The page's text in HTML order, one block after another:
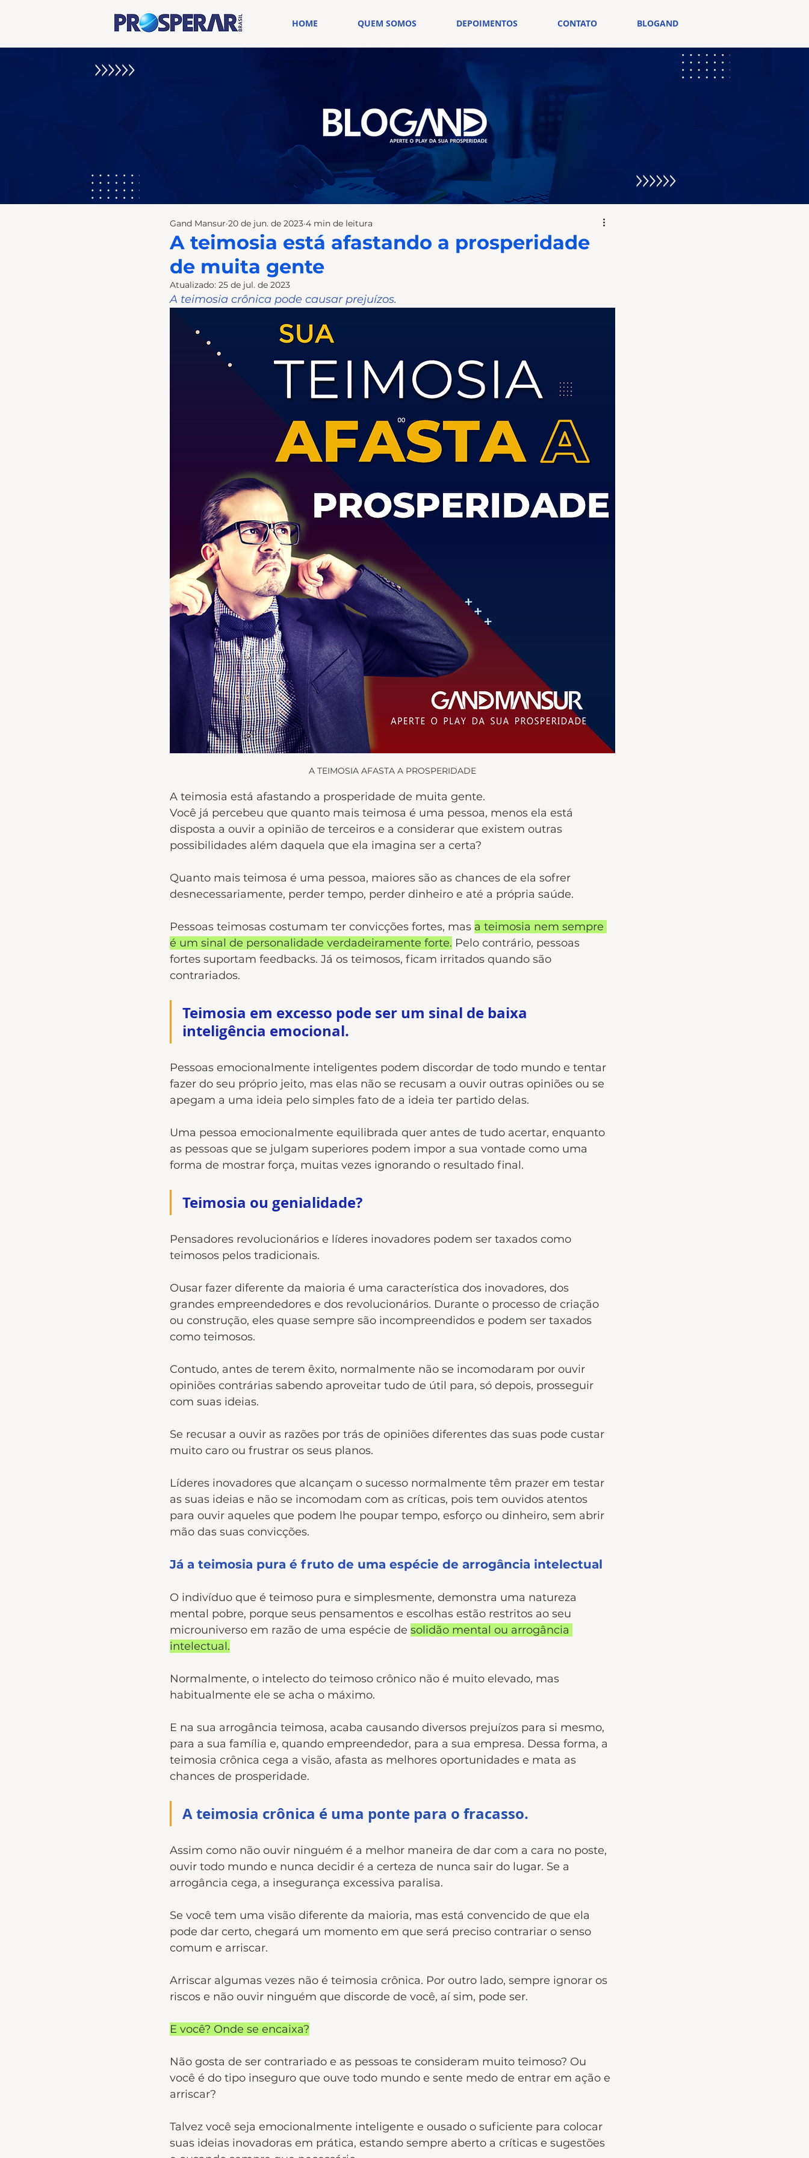
HOME QUEM SOMOS DEPOIMENTOS CONTATO BLOGAND
A teimosia está afastando a prosperidade
de muita gente
Gand Mansur 20 de jun. de 2023 4 min de leitura
Atualizado: 25 de jul. de 2023
A teimosia crônica pode causar prejuízos.
A TEIMOSIA AFASTA A PROSPERIDADE
A teimosia está afastando a prosperidade de muita gente.
Você já percebeu que quanto mais teimosa é uma pessoa, menos ela está
disposta a ouvir a opinião de terceiros e a considerar que existem outras
possibilidades além daquela que ela imagina ser a certa?
Quanto mais teimosa é uma pessoa, maiores são as chances de ela sofrer
desnecessariamente, perder tempo, perder dinheiro e até a própria saúde.
Pessoas teimosas costumam ter convicções fortes, mas a teimosia nem sempre
é um sinal de personalidade verdadeiramente forte. Pelo contrário, pessoas
fortes suportam feedbacks. Já os teimosos, ficam irritados quando são
contrariados.
Teimosia em excesso pode ser um sinal de baixa
inteligência emocional.
Pessoas emocionalmente inteligentes podem discordar de todo mundo e tentar
fazer do seu próprio jeito, mas elas não se recusam a ouvir outras opiniões ou se
apegam a uma ideia pelo simples fato de a ideia ter partido delas.
Uma pessoa emocionalmente equilibrada quer antes de tudo acertar, enquanto
as pessoas que se julgam superiores podem impor a sua vontade como uma
forma de mostrar força, muitas vezes ignorando o resultado final.
Teimosia ou genialidade?
Pensadores revolucionários e líderes inovadores podem ser taxados como
teimosos pelos tradicionais.
Ousar fazer diferente da maioria é uma característica dos inovadores, dos
grandes empreendedores e dos revolucionários. Durante o processo de criação
ou construção, eles quase sempre são incompreendidos e podem ser taxados
como teimosos.
Contudo, antes de terem êxito, normalmente não se incomodaram por ouvir
opiniões contrárias sabendo aproveitar tudo de útil para, só depois, prosseguir
com suas ideias.
Se recusar a ouvir as razões por trás de opiniões diferentes das suas pode custar
muito caro ou frustrar os seus planos.
Líderes inovadores que alcançam o sucesso normalmente têm prazer em testar
as suas ideias e não se incomodam com as críticas, pois tem ouvidos atentos
para ouvir aqueles que podem lhe poupar tempo, esforço ou dinheiro, sem abrir
mão das suas convicções.
Já a teimosia pura é fruto de uma espécie de arrogância intelectual
O indivíduo que é teimoso pura e simplesmente, demonstra uma natureza
mental pobre, porque seus pensamentos e escolhas estão restritos ao seu
microuniverso em razão de uma espécie de solidão mental ou arrogância
intelectual.
Normalmente, o intelecto do teimoso crônico não é muito elevado, mas
habitualmente ele se acha o máximo.
E na sua arrogância teimosa, acaba causando diversos prejuízos para si mesmo,
para a sua família e, quando empreendedor, para a sua empresa. Dessa forma, a
teimosia crônica cega a visão, afasta as melhores oportunidades e mata as
chances de prosperidade.
A teimosia crônica é uma ponte para o fracasso.
Assim como não ouvir ninguém é a melhor maneira de dar com a cara no poste,
ouvir todo mundo e nunca decidir é a certeza de nunca sair do lugar. Se a
arrogância cega, a insegurança excessiva paralisa.
Se você tem uma visão diferente da maioria, mas está convencido de que ela
pode dar certo, chegará um momento em que será preciso contrariar o senso
comum e arriscar.
Arriscar algumas vezes não é teimosia crônica. Por outro lado, sempre ignorar os
riscos e não ouvir ninguém que discorde de você, aí sim, pode ser.
E você? Onde se encaixa?
Não gosta de ser contrariado e as pessoas te consideram muito teimoso? Ou
você é do tipo inseguro que ouve todo mundo e sente medo de entrar em ação e
arriscar?
Talvez você seja emocionalmente inteligente e ousado o suficiente para colocar
suas ideias inovadoras em prática, estando sempre aberto a críticas e sugestões